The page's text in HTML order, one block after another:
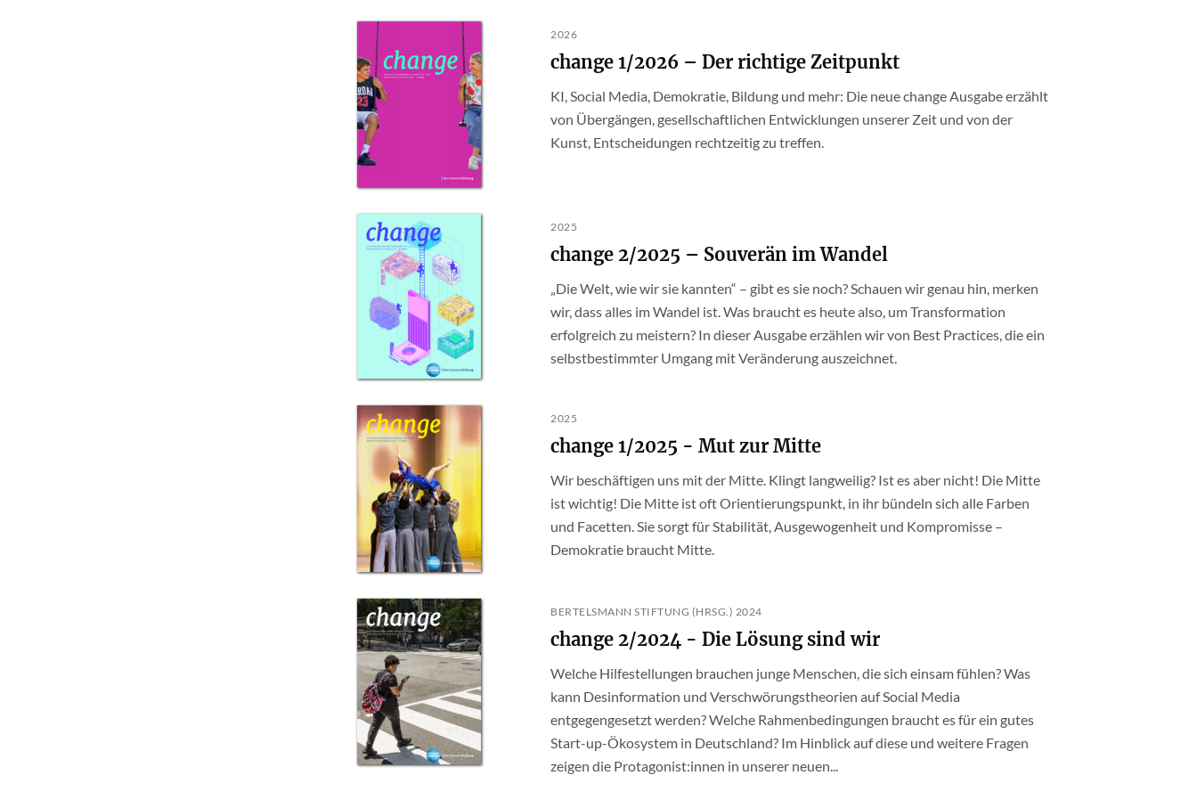
2026
change 1/2026 – Der richtige Zeitpunkt
KI, Social Media, Demokratie, Bildung und mehr: Die neue change Ausgabe erzählt
von Übergängen, gesellschaftlichen Entwicklungen unserer Zeit und von der
Kunst, Entscheidungen rechtzeitig zu treffen.
2025
change 2/2025 – Souverän im Wandel
„Die Welt, wie wir sie kannten“ – gibt es sie noch? Schauen wir genau hin, merken
wir, dass alles im Wandel ist. Was braucht es heute also, um Transformation
erfolgreich zu meistern? In dieser Ausgabe erzählen wir von Best Practices, die ein
selbstbestimmter Umgang mit Veränderung auszeichnet.
2025
change 1/2025 - Mut zur Mitte
Wir beschäftigen uns mit der Mitte. Klingt langweilig? Ist es aber nicht! Die Mitte
ist wichtig! Die Mitte ist oft Orientierungspunkt, in ihr bündeln sich alle Farben
und Facetten. Sie sorgt für Stabilität, Ausgewogenheit und Kompromisse –
Demokratie braucht Mitte.
BERTELSMANN STIFTUNG (HRSG.) 2024
change 2/2024 - Die Lösung sind wir
Welche Hilfestellungen brauchen junge Menschen, die sich einsam fühlen? Was
kann Desinformation und Verschwörungstheorien auf Social Media
entgegengesetzt werden? Welche Rahmenbedingungen braucht es für ein gutes
Start-up-Ökosystem in Deutschland? Im Hinblick auf diese und weitere Fragen
zeigen die Protagonist:innen in unserer neuen...